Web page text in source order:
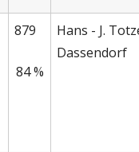
879
84 %
Hans - J.
Dassendorf